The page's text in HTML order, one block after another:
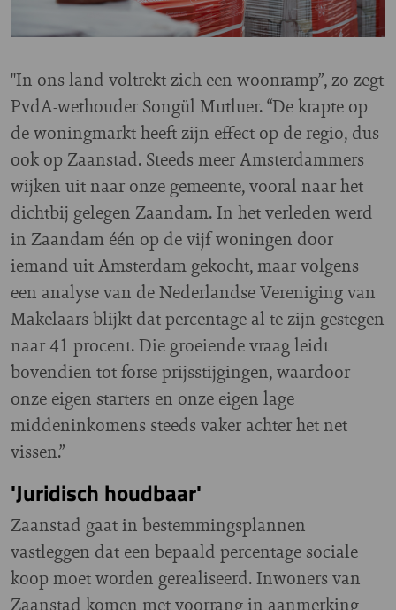
"In ons land voltrekt zich een woonramp”, zo zegt
PvdA-wethouder Songül Mutluer. “De krapte op
de woningmarkt heeft zijn effect op de regio, dus
ook op Zaanstad. Steeds meer Amsterdammers
wijken uit naar onze gemeente, vooral naar het
dichtbij gelegen Zaandam. In het verleden werd
in Zaandam één op de vijf woningen door
iemand uit Amsterdam gekocht, maar volgens
een analyse van de Nederlandse Vereniging van
Makelaars blijkt dat percentage al te zijn gestegen
naar 41 procent. Die groeiende vraag leidt
bovendien tot forse prijsstijgingen, waardoor
onze eigen starters en onze eigen lage
middeninkomens steeds vaker achter het net
vissen.”
'Juridisch houdbaar'
Zaanstad gaat in bestemmingsplannen
vastleggen dat een bepaald percentage sociale
koop moet worden gerealiseerd. Inwoners van
Zaanstad komen met voorrang in aanmerking